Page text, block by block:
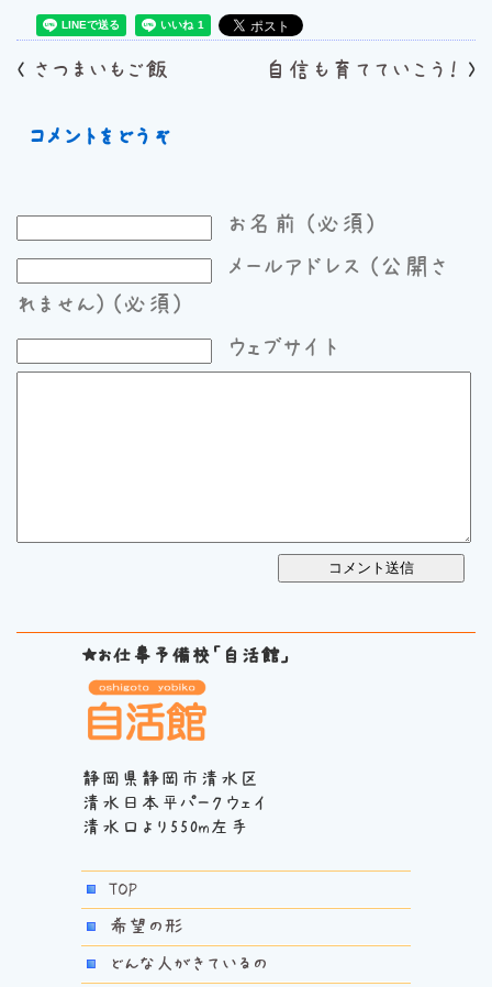
< さつまいもご飯 自信も育てていこう！ >
コメントをどうぞ
お名前 (必須)
メールアドレス (公開さ
れません) (必須)
ウェブサイト
★お仕事予備校「自活館」
静岡県静岡市清水区
清水日本平パークウェイ
清水口より550m左手
TOP
希望の形
どんな人がきているの